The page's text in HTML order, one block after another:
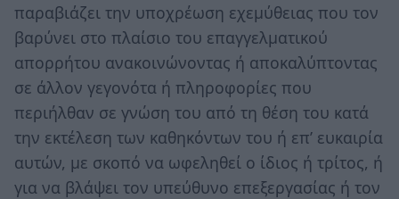
παραβιάζει την υποχρέωση εχεμύθειας που τον
βαρύνει στο πλαίσιο του επαγγελματικού
απορρήτου ανακοινώνοντας ή αποκαλύπτοντας
σε άλλον γεγονότα ή πληροφορίες που
περιήλθαν σε γνώση του από τη θέση του κατά
την εκτέλεση των καθηκόντων του ή επ’ ευκαιρία
αυτών, με σκοπό να ωφεληθεί ο ίδιος ή τρίτος, ή
για να βλάψει τον υπεύθυνο επεξεργασίας ή τον